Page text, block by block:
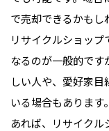
で売却できるかもし
リサイクルショッ
なるのが一般的で
しい人や、愛好家
いる場合もありま
あれば、リサイクル